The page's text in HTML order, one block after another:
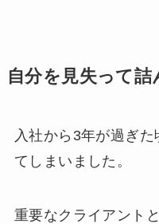
自分を見失って詰
入社から3年が過ぎ
てしまいました。
重要なクライアント